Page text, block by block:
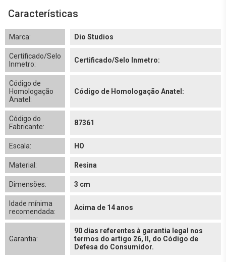
Características
Marca: Dio Studios
Certificado/Selo
Inmetro:
Certificado/Selo Inmetro:
Código de
Homologação
Anatel:
Código de Homologação Anatel:
Código do
Fabricante:
87361
Escala: HO
Material: Resina
Dimensões: 3 cm
Idade mínima
recomendada:
Acima de 14 anos
Garantia:
90 dias referentes à garantia legal nos
termos do artigo 26, II, do Código de
Defesa do Consumidor.